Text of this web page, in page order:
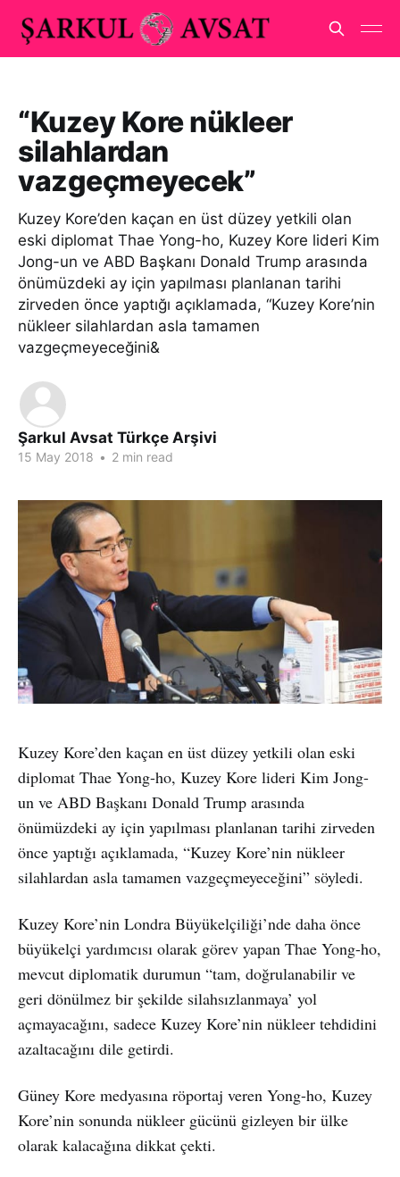
“Kuzey Kore nükleer
silahlardan
vazgeçmeyecek”
Kuzey Kore’den kaçan en üst düzey yetkili olan
eski diplomat Thae Yong-ho, Kuzey Kore lideri Kim
Jong-un ve ABD Başkanı Donald Trump arasında
önümüzdeki ay için yapılması planlanan tarihi
zirveden önce yaptığı açıklamada, “Kuzey Kore’nin
nükleer silahlardan asla tamamen
vazgeçmeyeceğini&
Şarkul Avsat Türkçe Arşivi
15 May 2018 • 2 min read
Kuzey Kore’den kaçan en üst düzey yetkili olan eski
diplomat Thae Yong-ho, Kuzey Kore lideri Kim Jong-
un ve ABD Başkanı Donald Trump arasında
önümüzdeki ay için yapılması planlanan tarihi zirveden
önce yaptığı açıklamada, “Kuzey Kore’nin nükleer
silahlardan asla tamamen vazgeçmeyeceğini” söyledi.
Kuzey Kore’nin Londra Büyükelçiliği’nde daha önce
büyükelçi yardımcısı olarak görev yapan Thae Yong-ho,
mevcut diplomatik durumun “tam, doğrulanabilir ve
geri dönülmez bir şekilde silahsızlanmaya’ yol
açmayacağını, sadece Kuzey Kore’nin nükleer tehdidini
azaltacağını dile getirdi.
Güney Kore medyasına röportaj veren Yong-ho, Kuzey
Kore’nin sonunda nükleer gücünü gizleyen bir ülke
olarak kalacağına dikkat çekti.